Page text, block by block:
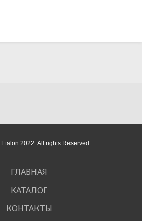
Etalon 2022. All rights Reserved.
ГЛАВНАЯ
КАТАЛОГ
КОНТАКТЫ